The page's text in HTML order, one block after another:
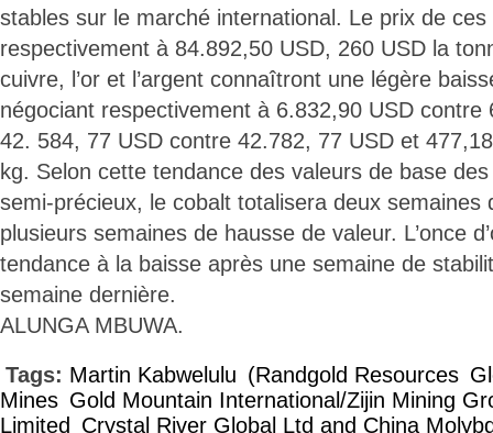
stables sur le marché international. Le prix de
respectivement à 84.892,50 USD, 260 USD la
cuivre, l’or et l’argent connaîtront une légère
négociant respectivement à 6.832,90 USD contre
42. 584, 77 USD contre 42.782, 77 USD et
kg. Selon cette tendance des valeurs de base
semi-précieux, le cobalt totalisera deux semaines
plusieurs semaines de hausse de valeur. L’once
tendance à la baisse après une semaine de
semaine dernière.
ALUNGA MBUWA.
Tags: Martin Kabwelulu (Randgold Resources
Mines Gold Mountain International/Zijin Mining
Limited
Crystal River Global Ltd and China